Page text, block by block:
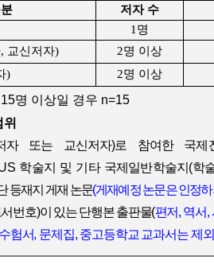
저자 수
1 명
, 교신저자) 2명 이상
) 2명 이상
명 이상일 경우 n=15
자 또는 교신저자)로 참여한 국제
학술지 및 기타 국제일반학술지 (학
등재지 게재 논문(게재예정 논문은 인정
번호)이 있는 단행본 출판물(편저, 역서,
수험서, 문제집, 중고등학교 교과서는 제외